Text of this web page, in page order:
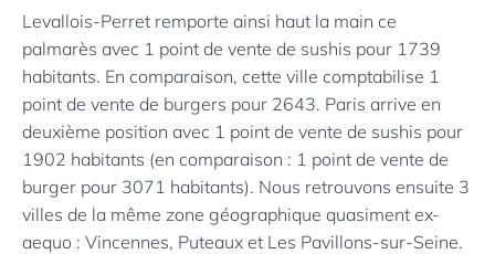
Levallois-Perret remporte ainsi haut la main ce
palmarès avec 1 point de vente de sushis pour 1739
habitants. En comparaison, cette ville comptabilise 1
point de vente de burgers pour 2643. Paris arrive en
deuxième position avec 1 point de vente de sushis pour
1902 habitants (en comparaison : 1 point de vente de
burger pour 3071 habitants). Nous retrouvons ensuite 3
villes de la même zone géographique quasiment ex-
aequo : Vincennes, Puteaux et Les Pavillons-sur-Seine.